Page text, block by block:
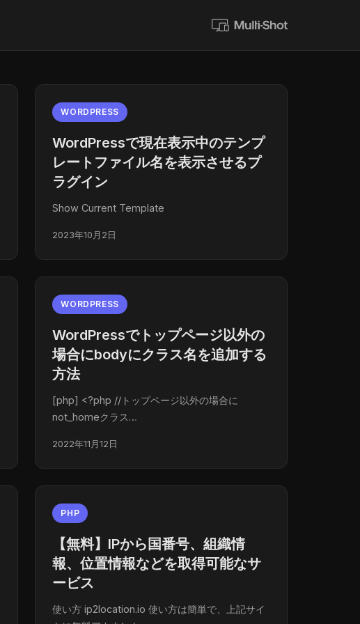
WORDPRESS
WordPressで現在表示中のテンプ
レートファイル名を表示させるプ
ラグイン
Show Current Template
2023年10月2日
WORDPRESS
WordPressでトップページ以外の
場合にbodyにクラス名を追加する
方法
[php] <?php //トップページ以外の場合に
not_homeクラス…
2022年11月12日
PHP
【無料】IPから国番号、組織情
報、位置情報などを取得可能なサ
ービス
使い方 ip2location.io 使い方は簡単で、上記サイ